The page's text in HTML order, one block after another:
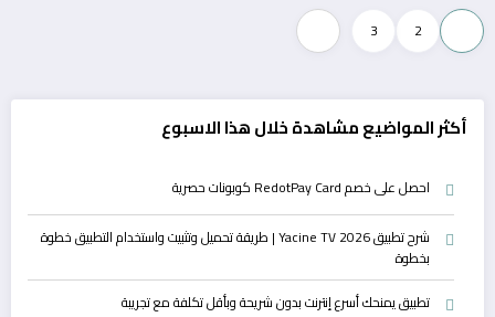
تعدد
صفحات
المقالات
2
3
أكثر المواضيع مشاهدة خلال هذا الاسبوع
احصل على خصم RedotPay Card كوبونات حصرية
شرح تطبيق Yacine TV 2026 | طريقة تحميل وتثبيت واستخدام التطبيق خطوة
بخطوة
تطبيق يمنحك أسرع إنترنت بدون شريحة وبأقل تكلفة مع تجريبة